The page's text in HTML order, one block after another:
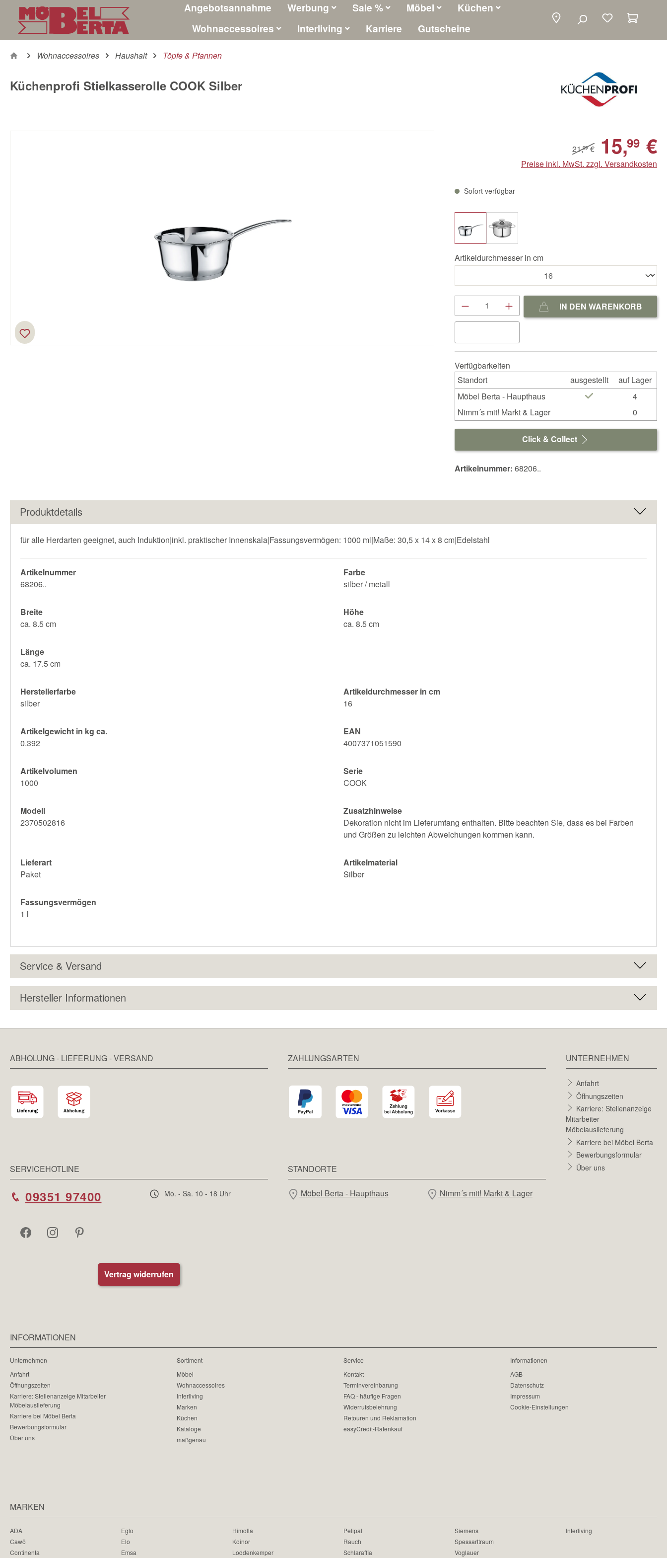
Hauptinhalt springen
Zur Suche springen
Zur Hauptnavigation springen Angebotsannahme Werbung Sale % Möbel
Küchen
Wohnaccessoires
Interliving Karriere Gutscheine
Wohnaccessoires Haushalt Töpfe & Pfannen
Küchenprofi Stielkasserolle COOK Silber
21,99€ 15,99 €
Preise inkl. MwSt. zzgl. Versandkosten
Sofort verfügbar
Artikeldurchmesser in cm
Produkt Anzahl: Gib denIN DEN WARENKORB
Verfügbarkeiten
Standort
ausgestellt
auf Lager
Möbel Berta - Haupthaus
4
Nimm´s mit! Markt & Lager
0
Click & Collect
Artikelnummer: 68206..
Produktdetails
für alle Herdarten geeignet, auch Induktion|inkl. praktischer Innenskala|Fassungsvermögen: 1000 ml|Maße: 30,5 x 14 x 8 cm|Edelstahl
Artikelnummer
68206..
Farbe
silber / metall
Breite
ca. 8.5 cm
Höhe
ca. 8.5 cm
Länge
ca. 17.5 cm
Herstellerfarbe
silber
Artikeldurchmesser in cm
16
Artikelgewicht in kg ca.
0.392
EAN
4007371051590
Artikelvolumen
1000
Serie
COOK
Modell
2370502816
Zusatzhinweise
Dekoration nicht im Lieferumfang enthalten. Bitte beachten Sie, dass es bei Farben
und Größen zu leichten Abweichungen kommen kann.
Lieferart
Paket
Artikelmaterial
Silber
Fassungsvermögen
1 l
Service & Versand
Hersteller Informationen
ABHOLUNG - LIEFERUNG - VERSAND ZAHLUNGSARTEN
SERVICEHOTLINE
09351 97400 Mo. - Sa. 10 - 18 Uhr
Vertrag widerrufen
STANDORTE
Möbel Berta - Haupthaus Nimm´s mit! Markt & Lager
UNTERNEHMEN
Anfahrt
Öffnungszeiten
Karriere: Stellenanzeige
Mitarbeiter
Möbelauslieferung
Karriere bei Möbel Berta
Bewerbungsformular
Über uns
INFORMATIONEN
Unternehmen
Anfahrt
Öffnungszeiten
Karriere: Stellenanzeige Mitarbeiter
Möbelauslieferung
Karriere bei Möbel Berta
Bewerbungsformular
Über uns
Sortiment
Möbel
Wohnaccessoires
Interliving
Marken
Küchen
Kataloge
maßgenau
Service
Kontakt
Terminvereinbarung
FAQ - häufige Fragen
Widerrufsbelehrung
Retouren und Reklamation
easyCredit-Ratenkauf
Informationen
AGB
Datenschutz
Impressum
Cookie-Einstellungen
MARKEN
ADA
Cawö
Continenta
Eglo
Elo
Emsa
Himolla
Koinor
Loddenkemper
Pelipal
Rauch
Schlaraffia
Siemens
Spessarttraum
Voglauer
Interliving